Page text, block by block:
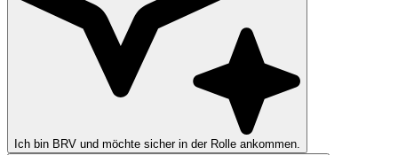
Ich bin BRV und möchte sicher in der Rolle ankommen.